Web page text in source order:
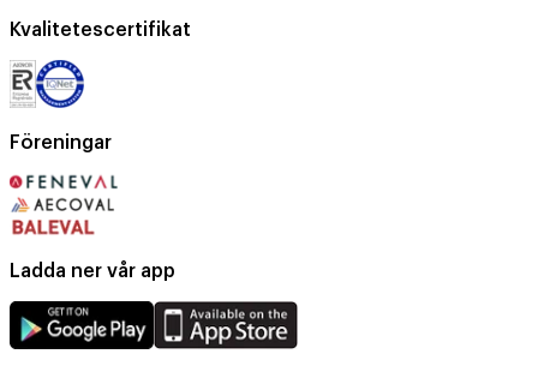
Kvalitetescertifikat
Föreningar
Ladda ner vår app